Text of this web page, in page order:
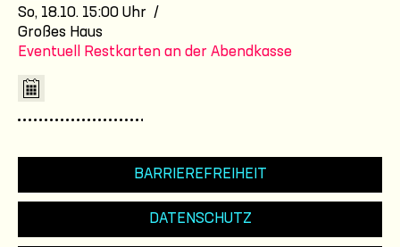
So, 18.10. 15:00 Uhr /
Großes Haus
Eventuell Restkarten an der Abendkasse
BARRIEREFREIHEIT
DATENSCHUTZ